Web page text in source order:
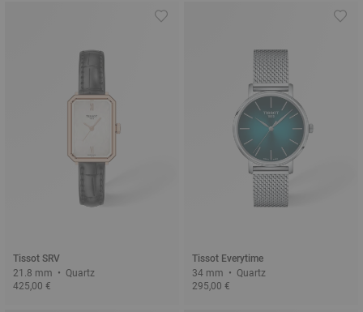
Tissot SRV
21.8 mm • Quartz
425,00 €
Tissot Everytime
34 mm • Quartz
295,00 €